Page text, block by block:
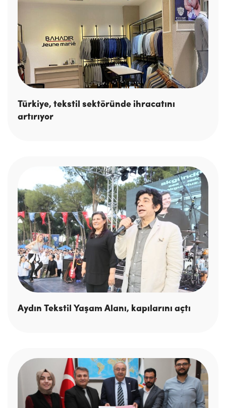
Türkiye, tekstil sektöründe ihracatını
artırıyor
Aydın Tekstil Yaşam Alanı, kapılarını açtı